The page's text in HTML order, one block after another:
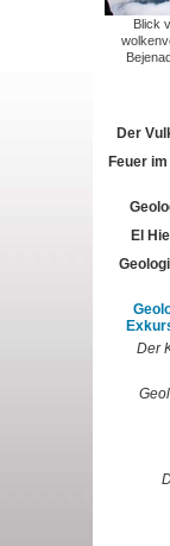
Blick
Der
Feuer
El
Der